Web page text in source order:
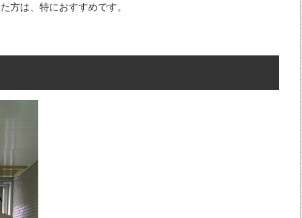
方は、特におすすめです。